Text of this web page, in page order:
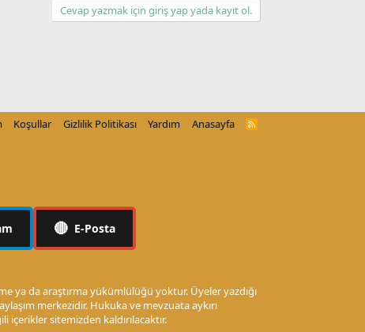
Cevap yazmak için giriş yap yada kayıt ol.
Koşullar Gizlilik Politikası Yardım Anasayfa
R
🔴 E-Posta
ya da araştırma yükümlülüğü yoktur. Üyeler yazdığı
merkezidir. Hukuka ve mevzuata aykırı
içerikler sitemizden kaldırılacaktır.